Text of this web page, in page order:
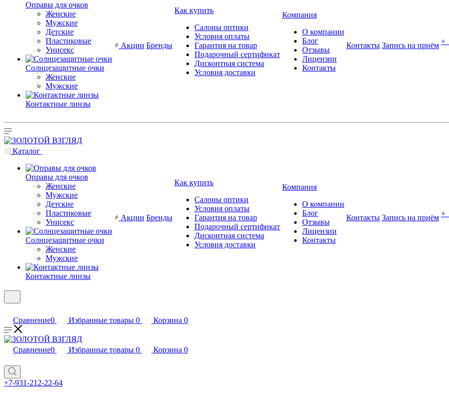
Оправы для очков
Женские
Мужские
Детские
Пластиковые
Унисекс
Солнцезащитные очки
Женские
Мужские
Контактные линзы
Акции Бренды
Как купить
Салоны оптики
Условия оплаты
Гарантия на товар
Подарочный сертификат
Дисконтная система
Условия доставки
Компания
О компании
Блог
Отзывы
Лицензии
Контакты
Контакты Запись на приём +
Каталог
Оправы для очков
Женские
Мужские
Детские
Пластиковые
Унисекс
Солнцезащитные очки
Женские
Мужские
Контактные линзы
Акции Бренды
Как купить
Салоны оптики
Условия оплаты
Гарантия на товар
Подарочный сертификат
Дисконтная система
Условия доставки
Компания
О компании
Блог
Отзывы
Лицензии
Контакты
Контакты Запись на приём +
Сравнение0 Избранные товары 0 Корзина 0
Сравнение0 Избранные товары 0 Корзина 0
+7-931-212-22-64